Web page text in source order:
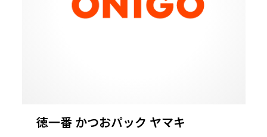
徳一番 かつおパック ヤマキ